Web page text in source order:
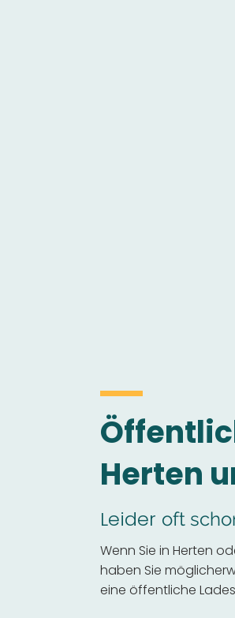
Herten
Leider oft
Wenn Sie in Herten
haben Sie
eine öffentliche